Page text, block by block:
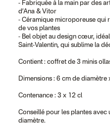
- Fabriquée à la main par des
d’Ana & Vitor
- Céramique microporeuse qui
de vos plantes
- Bel objet au design cœur,
Saint-Valentin, qui sublime la
Contient : coffret de 3 minis
Dimensions : 6 cm de diamètre
Contenance : 3 x 12 cl
Conseillé pour les plantes
diamètre.